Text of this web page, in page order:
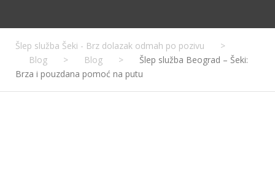
Šlep služba Šeki - Brz dolazak odmah po pozivu
>
Blog
> Blog >
Šlep služba Beograd – Šeki:
Brza i pouzdana pomoć na putu